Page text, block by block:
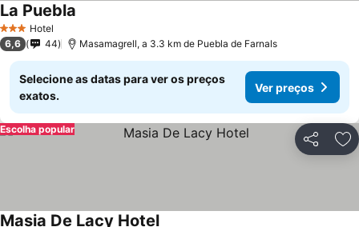
3 EstrelasHotel
La Puebla
6,6 44 Masamagrell, a 3.3 km de Puebla de Farnals
Selecione as datas para ver os preços
exatos.
Ver preços
Partilhar
Escolha popular
Masia De Lacy Hotel